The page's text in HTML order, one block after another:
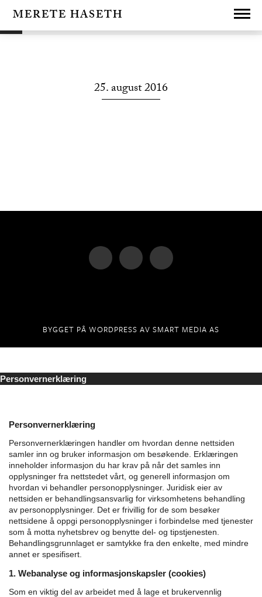
Les vår personvernerklæring
MERETE HASETH
25. august 2016
BYGGET PÅ WORDPRESS AV SMART MEDIA AS
Personvernerklæring
Personvernerklæring
Personvernerklæringen handler om hvordan denne nettsiden
samler inn og bruker informasjon om besøkende. Erklæringen
inneholder informasjon du har krav på når det samles inn
opplysninger fra nettstedet vårt, og generell informasjon om
hvordan vi behandler personopplysninger. Juridisk eier av
nettsiden er behandlingsansvarlig for virksomhetens behandling
av personopplysninger. Det er frivillig for de som besøker
nettsidene å oppgi personopplysninger i forbindelse med tjenester
som å motta nyhetsbrev og benytte del- og tipstjenesten.
Behandlingsgrunnlaget er samtykke fra den enkelte, med mindre
annet er spesifisert.
1. Webanalyse og informasjonskapsler (cookies)
Som en viktig del av arbeidet med å lage et brukervennlig